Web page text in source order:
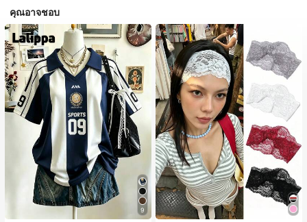
คุณอาจชอบ
9
#1 ขายดี
ใน 20-30% อ อุปกรณ์ผมของผู้หญิง
เกือบหมดแล้ว!